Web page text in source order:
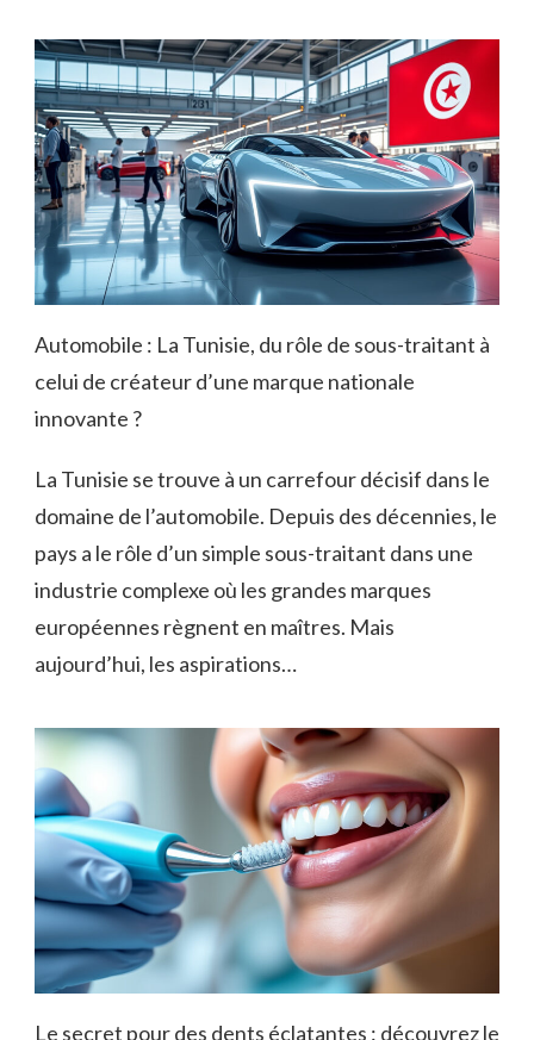
Automobile : La Tunisie, du rôle de sous-traitant à
celui de créateur d’une marque nationale
innovante ?
La Tunisie se trouve à un carrefour décisif dans le
domaine de l’automobile. Depuis des décennies, le
pays a le rôle d’un simple sous-traitant dans une
industrie complexe où les grandes marques
européennes règnent en maîtres. Mais
aujourd’hui, les aspirations…
Le secret pour des dents éclatantes : découvrez le